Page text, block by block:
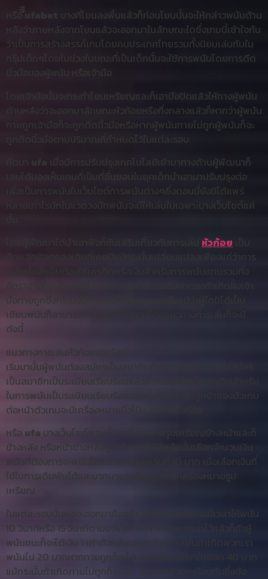
บางที่โยนลงพื้นแล้วก็ก่อนโยนนั้นจะให้กล่าวพนันด้าน
หลังว่าภายหลังจากโยนแล้วจะออกมาในลักษณะใดซึ่งเกมนี้เช้าใจกัน
ว่าเป็นการสร้างสรรค์เกมโดยคนประเทศไทยรวมทั้งนิยมเล่นกันใน
กรุ๊ปเด็กๆโดยในช่วงในขณะที่เป็นเด็กนั้นจะใช้การพนันโดยการดีด
นิ้วมือของผู้พนัน หรือเจ้ามือ
โดยเจ้ามือนั้นจะกระทำโยนเหรียญและก็เอามือปิดแล้วให้ทางผู้พนัน
ด้านหลังว่าจะออกมาลักษณะหัวก้อยหรือกึ่งกลางแล้วก็หากว่าผู้พนัน
ทายถูกเจ้ามือก็จะถูกดีดนิ้วมือหรือหากผู้พนันทายไม่ถูกผู้พนันก็จะ
ถูกดีดนิ้วมือตามปริมาณที่กำหนดไว้ในแต่ละรอบ
เมื่อมีการปรับปรุงเทคโนโลยีเข้ามาทางด้านผู้พัฒนาก็
เลยได้มองเห็นเกมที่เป็นที่ชื่นชอบในยุคเด็กนำเอามาปรับปรุงต่อ
เพื่อเป็นการพนันในเว็บไซต์การพนันต่างๆซึ่งตอนนี้ยังมิได้แพร่
หลายเท่าไรนักในแวดวงนักพนันจะมีให้เล่นในเฉพาะบางเว็บไซต์แค่
หัวก้อย
อัตราจ่ายก็จะจ่ายอยู่ที่ 1 เท่าตัวและก็มีการเสียค่าตรงถ้าเกิดฝั่งเจ้า
มือทายถูกซึ่งกระบวนการเล่นก็ได้เอามากๆถึงแม้ว่าผู้ใดมิได้เป็น
เซียนพนันก็สามารถที่จะเล่นได้ไม่ยากโดยแนวทางการเล่นก็จะมี
ดังนี้
แนวทางการเล่นหัวก้อยออนไลน์
เริ่มมานั้นผู้พนันต้องสมัครเป็นสมาชิกกับทางเว็บซะก่อนเมื่อสมัคร
เป็นสมาชิกเป็นระเบียบเรียบร้อยแล้วฝากเงินเพื่อเป็นเครดิตสำหรับ
ในการพนันเป็นระเบียบเรียบร้อยแล้วนั้นก็จะเข้ามาสู่หน้าของตัวเกม
ต่อหน้าตัวเกมจะมีเครื่องหมายนิ้วโป้ง รวมทั้งนิ้วก้อย
หรือ ufa บางเว็บไซต์ฯ จะเป็นเครื่องหมายรูปเหรียญข้างหน้าและก็
ข้างหลัง หรือหน้าข้างหลังคู่กันโดยจะให้ผู้พนันนั้นเลือกจำนวนเงิน
พนันที่ต้องการจะพนันโดยมีอย่างน้อยเริ่มที่ 10 บาท เมื่อเลือกเงินที่
ใช้ในการเดิมพันได้และมากมายดเลือกรูปภาพเครื่องหมายรูป
เหรียญ
ในแต่ละรอบนั้นผลจะออกมาคืออะไร ซึ่งในแต่ละรอบจะมีเวลาให้พนัน
10 วินาทีหรือ 15 วินาทีตามแต่เว็บไซต์ฯ จะกำหนดเอาไว้แล้วก็ถ้าผู้
พนันชนะก็จะได้เงิน 1 เท่าตัวกลับมายกตัวอย่างเช่นถ้าเกิดพวกเรา
พนันไป 20 บาทหากทายถูกก็จะได้เงินพนันกลับมาในยอด 40 บาท
แม้กระนั้นถ้าเกิดทายไม่ถูกก็จะเสีย 40 บาทด้วยเหมือนกันซึ่งข้อ